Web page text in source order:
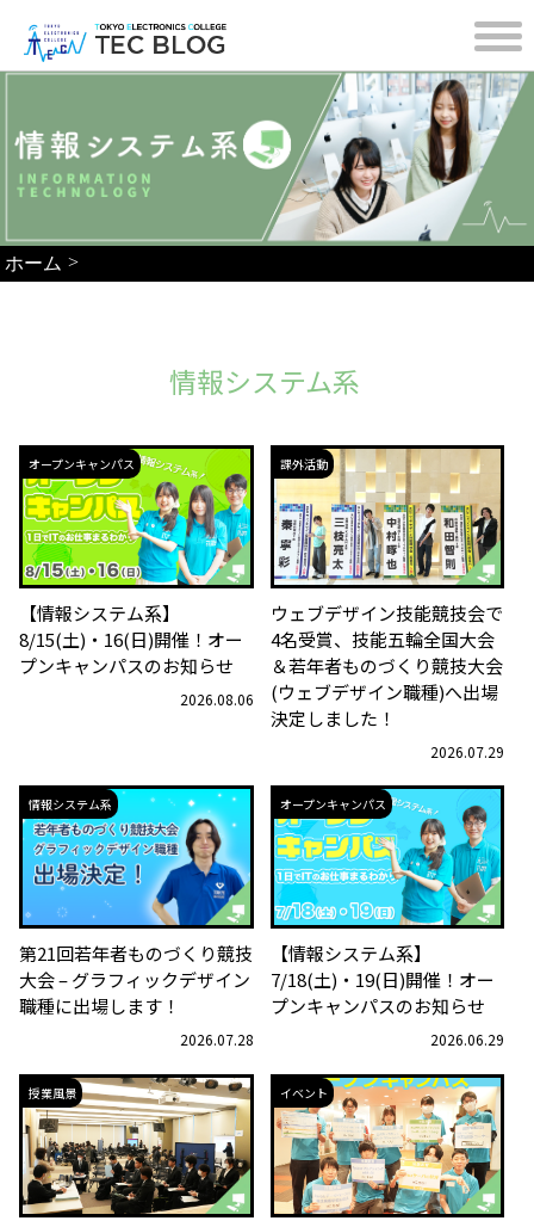
ホーム >
情報システム系
オープンキャンパス
【情報システム系】
8/15(土)・16(日)開催！オー
プンキャンパスのお知らせ
2026.08.06
課外活動
ウェブデザイン技能競技会で
4名受賞、技能五輪全国大会
＆若年者ものづくり競技大会
(ウェブデザイン職種)へ出場
決定しました！
2026.07.29
情報システム系
第21回若年者ものづくり競技
大会 – グラフィックデザイン
職種に出場します！
2026.07.28
オープンキャンパス
【情報システム系】
7/18(土)・19(日)開催！オー
プンキャンパスのお知らせ
2026.06.29
授業風景 イベント